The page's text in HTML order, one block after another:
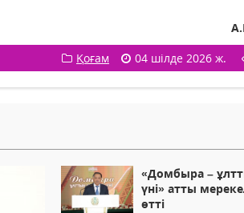
Қоғам
04 шілде 2026 ж.
«Домбыра –
үні» атты
өтті